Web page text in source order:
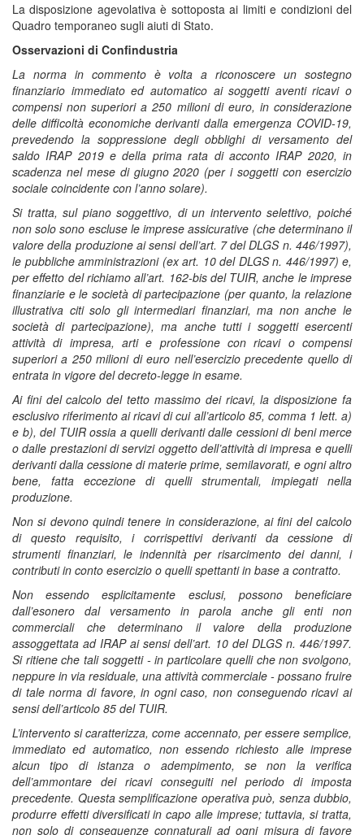
La disposizione agevolativa è sottoposta ai limiti e condizioni del
Quadro temporaneo sugli aiuti di Stato.
Osservazioni di Confindustria
La norma in commento è volta a riconoscere un sostegno
finanziario immediato ed automatico ai soggetti aventi ricavi o
compensi non superiori a 250 milioni di euro, in considerazione
delle difficoltà economiche derivanti dalla emergenza COVID-19,
prevedendo la soppressione degli obblighi di versamento del
saldo IRAP 2019 e della prima rata di acconto IRAP 2020, in
scadenza nel mese di giugno 2020 (per i soggetti con esercizio
sociale coincidente con l’anno solare).
Si tratta, sul piano soggettivo, di un intervento selettivo, poiché
non solo sono escluse le imprese assicurative (che determinano il
valore della produzione ai sensi dell’art. 7 del DLGS n. 446/1997),
le pubbliche amministrazioni (ex art. 10 del DLGS n. 446/1997) e,
per effetto del richiamo all’art. 162-bis del TUIR, anche le imprese
finanziarie e le società di partecipazione (per quanto, la relazione
illustrativa citi solo gli intermediari finanziari, ma non anche le
società di partecipazione), ma anche tutti i soggetti esercenti
attività di impresa, arti e professione con ricavi o compensi
superiori a 250 milioni di euro nell’esercizio precedente quello di
entrata in vigore del decreto-legge in esame.
Ai fini del calcolo del tetto massimo dei ricavi, la disposizione fa
esclusivo riferimento ai ricavi di cui all’articolo 85, comma 1 lett. a)
e b), del TUIR ossia a quelli derivanti dalle cessioni di beni merce
o dalle prestazioni di servizi oggetto dell’attività di impresa e quelli
derivanti dalla cessione di materie prime, semilavorati, e ogni altro
bene, fatta eccezione di quelli strumentali, impiegati nella
produzione.
Non si devono quindi tenere in considerazione, ai fini del calcolo
di questo requisito, i corrispettivi derivanti da cessione di
strumenti finanziari, le indennità per risarcimento dei danni, i
contributi in conto esercizio o quelli spettanti in base a contratto.
Non essendo esplicitamente esclusi, possono beneficiare
dall’esonero dal versamento in parola anche gli enti non
commerciali che determinano il valore della produzione
assoggettata ad IRAP ai sensi dell’art. 10 del DLGS n. 446/1997.
Si ritiene che tali soggetti - in particolare quelli che non svolgono,
neppure in via residuale, una attività commerciale - possano fruire
di tale norma di favore, in ogni caso, non conseguendo ricavi ai
sensi dell’articolo 85 del TUIR.
L’intervento si caratterizza, come accennato, per essere semplice,
immediato ed automatico, non essendo richiesto alle imprese
alcun tipo di istanza o adempimento, se non la verifica
dell’ammontare dei ricavi conseguiti nel periodo di imposta
precedente. Questa semplificazione operativa può, senza dubbio,
produrre effetti diversificati in capo alle imprese; tuttavia, si tratta,
non solo di conseguenze connaturali ad ogni misura di favore